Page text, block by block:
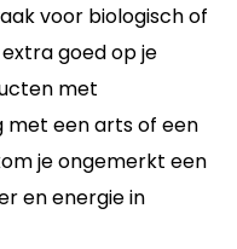
voor biologisch of
goed op je
met
met een arts of een
je ongemerkt een
en energie in